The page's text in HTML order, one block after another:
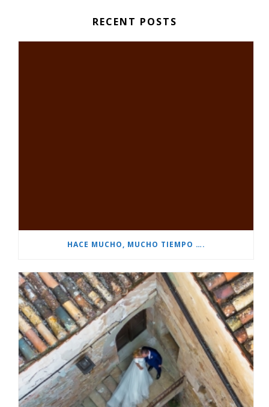
RECENT POSTS
HACE MUCHO, MUCHO TIEMPO ….